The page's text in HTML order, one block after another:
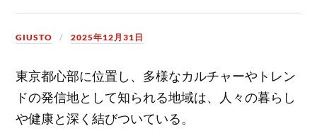
GIUSTO 2025年12月31日
東京都心部に位置し、多様なカルチャーやトレン
ドの発信地として知られる地域は、人々の暮らし
や健康と深く結びついている。